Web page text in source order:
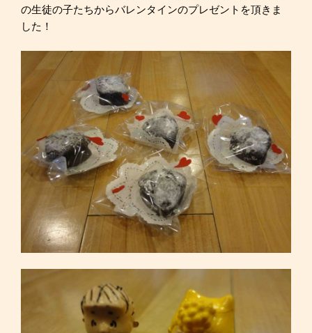
の生徒の子たちからバレンタインのプレゼントを頂きま
した！